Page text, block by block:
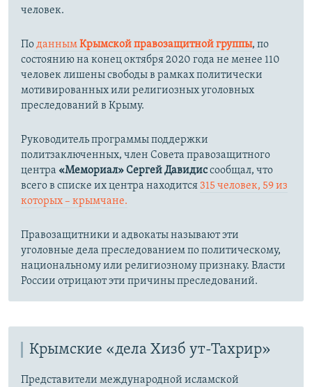
человек.
ПоданнымКрымской правозащитной группы, по
состоянию на конец октября 2020 года не менее 110
человек лишены свободы в рамках политически
мотивированных или религиозных уголовных
преследований в Крыму.
Руководитель программы поддержки
политзаключенных, член Совета правозащитного
центра «Мемориал»Сергей Давидиссообщал, что
всего в списке их центра находится 315 человек, 59 из
которых – крымчане.​
Правозащитники и адвокаты называют эти
уголовные дела преследованием по политическому,
национальному или религиозному признаку. Власти
России отрицают эти причины преследований.
Крымские «дела Хизб ут-Тахрир»
Представители международной исламской